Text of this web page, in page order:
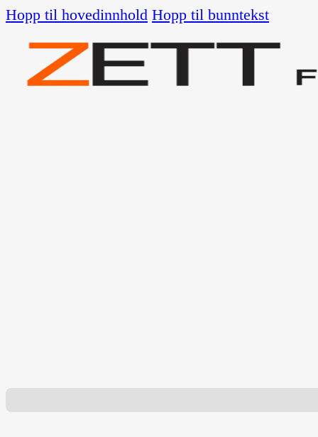
Hopp til hovedinnhold Hopp til bunntekst